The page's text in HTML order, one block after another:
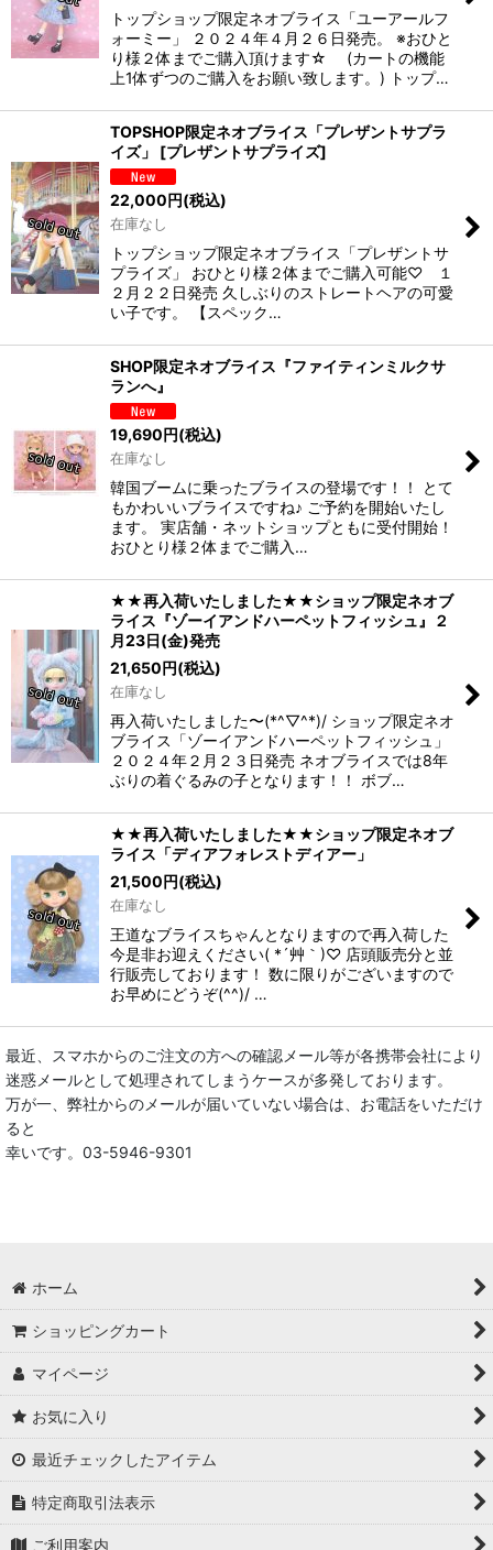
トップショップ限定ネオブライス「ユーアールフ
ォーミー」 ２０２４年４月２６日発売。 ※おひと
り様２体までご購入頂けます☆ (カートの機能
上1体ずつのご購入をお願い致します。) トップ…
TOPSHOP限定ネオブライス「プレザントサプラ
イズ」
[プレザントサプライズ]
22,000円(税込)
在庫なし
トップショップ限定ネオブライス「プレザントサ
プライズ」 おひとり様２体までご購入可能♡ １
２月２２日発売 久しぶりのストレートヘアの可愛
い子です。 【スペック…
SHOP限定ネオブライス『ファイティンミルクサ
ランへ』
19,690円(税込)
在庫なし
韓国ブームに乗ったブライスの登場です！！ とて
もかわいいブライスですね♪ ご予約を開始いたし
ます。 実店舗・ネットショップともに受付開始！
おひとり様２体までご購入…
★★再入荷いたしました★★ショップ限定ネオブ
ライス『ゾーイアンドハーペットフィッシュ』２
月23日(金)発売
21,650円(税込)
在庫なし
再入荷いたしました〜(*^▽^*)/ ショップ限定ネオ
ブライス「ゾーイアンドハーペットフィッシュ」
２０２４年２月２３日発売 ネオブライスでは8年
ぶりの着ぐるみの子となります！！ ボブ…
★★再入荷いたしました★★ショップ限定ネオブ
ライス「ディアフォレストディアー」
21,500円(税込)
在庫なし
王道なブライスちゃんとなりますので再入荷した
今是非お迎えください( *´艸｀)♡ 店頭販売分と並
行販売しております！ 数に限りがございますので
お早めにどうぞ(^^)/ …
最近、スマホからのご注文の方への確認メール等が各携帯会社により
迷惑メールとして処理されてしまうケースが多発しております。
万が一、弊社からのメールが届いていない場合は、お電話をいただけ
ると
幸いです。03-5946-9301
ホーム
ショッピングカート
マイページ
お気に入り
最近チェックしたアイテム
特定商取引法表示
ご利用案内